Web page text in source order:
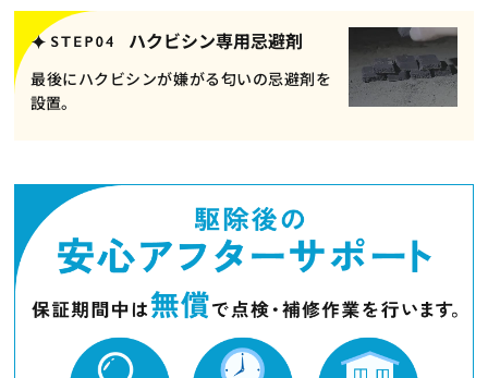
ハクビシン専用忌避剤
最後にハクビシンが嫌がる匂いの忌避剤を
設置。